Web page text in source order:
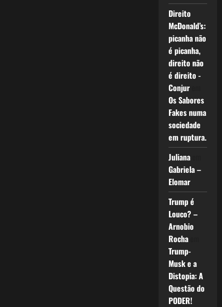
Direito
McDonald’s:
picanha não
é picanha,
direito não
é direito -
Conjurem
Os Sabores
Fakes numa
sociedade
em ruptura.
Julianaem
Gabriela –
Elomar
Trump é
Louco? –
Arnobio
Rochaem
Trump-
Musk e a
Distopia: A
Questão do
PODER!